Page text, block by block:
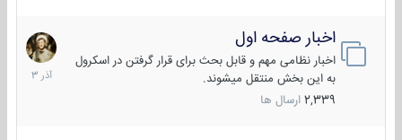
اخبار صفحه اول
اخبار نظامی مهم و قابل بحث برای قرار گرفتن در اسکرول
به این بخش منتقل میشوند.
2,339 ارسال ها
7
آذر
1403